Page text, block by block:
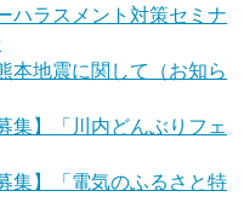
ハラスメント対策セミナ
本地震に関して（お知ら
集】「川内どんぶりフェ
集】「電気のふるさと特